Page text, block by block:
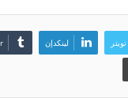
تويتر لينكدإن